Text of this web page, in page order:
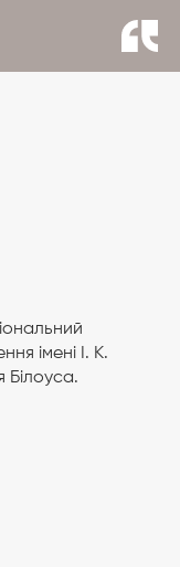
імені І. К.
Білоуса.